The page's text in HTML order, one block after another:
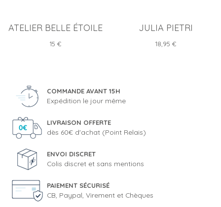
ATELIER BELLE ÉTOILE
Prix
15 €
JULIA PIETRI
Prix
18,95 €
COMMANDE AVANT 15H
Expédition le jour même
LIVRAISON OFFERTE
dès 60€ d'achat (Point Relais)
ENVOI DISCRET
Colis discret et sans mentions
PAIEMENT SÉCURISÉ
CB, Paypal, Virement et Chèques